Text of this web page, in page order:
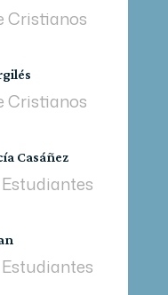
Cristianos
Cristianos
Casáñez